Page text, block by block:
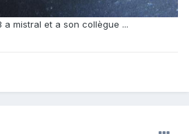
mistral et a son collègue ...